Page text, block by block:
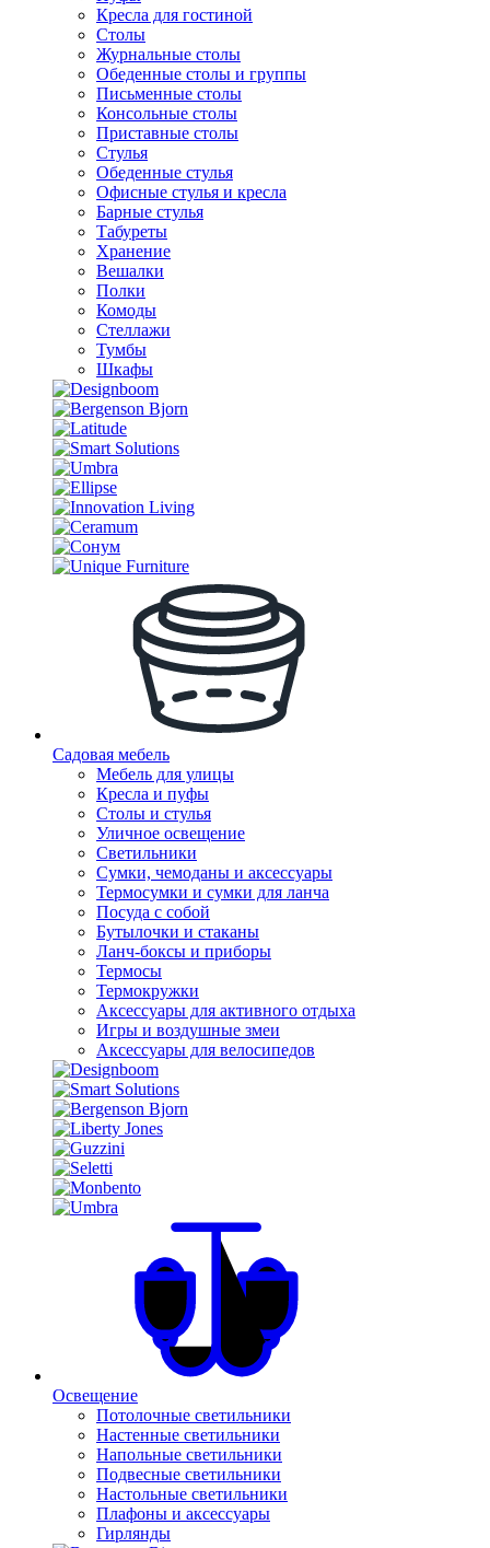
Кресла для гостиной
Столы
Журнальные столы
Обеденные столы и группы
Письменные столы
Консольные столы
Приставные столы
Стулья
Обеденные стулья
Офисные стулья и кресла
Барные стулья
Табуреты
Хранение
Вешалки
Полки
Комоды
Стеллажи
Тумбы
Шкафы
Садовая мебель
Мебель для улицы
Кресла и пуфы
Столы и стулья
Уличное освещение
Светильники
Сумки, чемоданы и аксессуары
Термосумки и сумки для ланча
Посуда с собой
Бутылочки и стаканы
Ланч-боксы и приборы
Термосы
Термокружки
Аксессуары для активного отдыха
Игры и воздушные змеи
Аксессуары для велосипедов
Освещение
Потолочные светильники
Настенные светильники
Напольные светильники
Подвесные светильники
Настольные светильники
Плафоны и аксессуары
Гирлянды